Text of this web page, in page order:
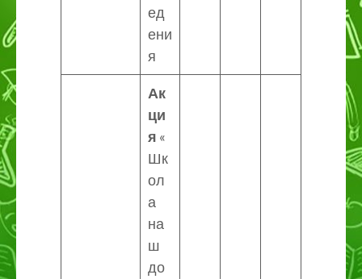
ед
ени
я
Ак
ци
я «
Шк
ол
а
на
ш
до